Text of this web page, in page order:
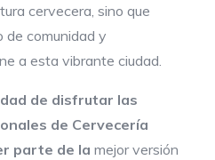
cervecera, sino que
comunidad y
a esta vibrante ciudad.
de disfrutar las
de Cervecería
parte de la mejor versión